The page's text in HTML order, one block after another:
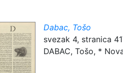
Dabac, Tošo
svezak 4, stranica
DABAC, Tošo, *